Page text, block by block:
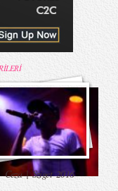
Ceza | Sziget 2016